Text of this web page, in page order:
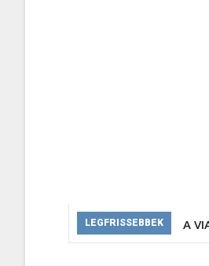
LEGFRISSEBBEK A